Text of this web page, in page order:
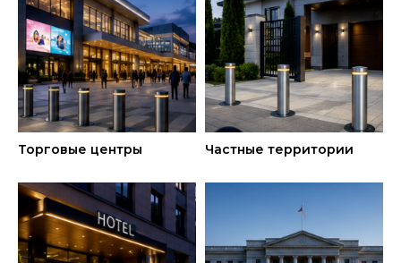
Торговые центры Частные территории